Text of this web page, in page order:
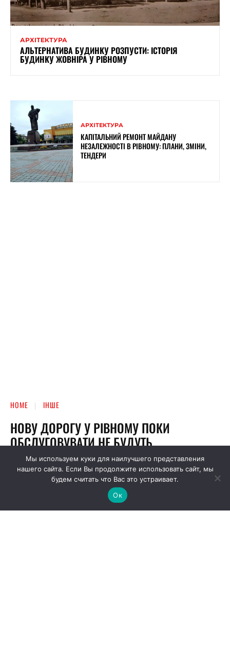
АРХІТЕКТУРА
АЛЬТЕРНАТИВА БУДИНКУ РОЗПУСТИ: ІСТОРІЯ
БУДИНКУ ЖОВНІРА У РІВНОМУ
АРХІТЕКТУРА
КАПІТАЛЬНИЙ РЕМОНТ МАЙДАНУ
НЕЗАЛЕЖНОСТІ В РІВНОМУ: ПЛАНИ, ЗМІНИ,
ТЕНДЕРИ
Мы используем куки для наилучшего представления
нашего сайта. Если Вы продолжите использовать сайт, мы
будем считать что Вас это устраивает.
Ок